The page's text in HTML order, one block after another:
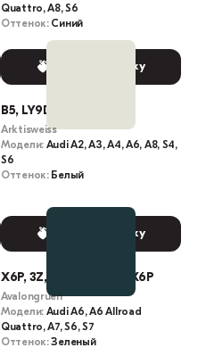
Quattro, A8, S6
Оттенок: Синий
Выбрать краску
B5, LY9D
Arktisweiss
Модели: Audi A2, A3, A4, A6, A8, S4,
S6
Оттенок: Белый
Выбрать краску
X6P, 3Z, 3Z3Z, LX6P, L-X6P
Avalongruen
Модели: Audi A6, A6 Allroad
Quattro, A7, S6, S7
Оттенок:Зеленый